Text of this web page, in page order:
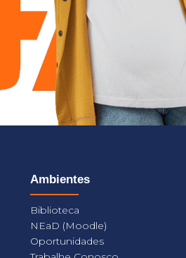
Ambientes
Biblioteca
NEaD (Moodle)
Oportunidades